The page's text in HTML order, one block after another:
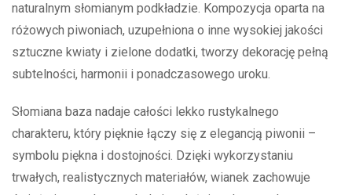
naturalnym słomianym podkładzie. Kompozycja oparta na
różowych piwoniach, uzupełniona o inne wysokiej jakości
sztuczne kwiaty i zielone dodatki, tworzy dekorację pełną
subtelności, harmonii i ponadczasowego uroku.
Słomiana baza nadaje całości lekko rustykalnego
charakteru, który pięknie łączy się z elegancją piwonii –
symbolu piękna i dostojności. Dzięki wykorzystaniu
trwałych, realistycznych materiałów, wianek zachowuje